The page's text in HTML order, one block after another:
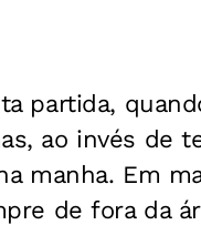
partida,
ao invés de
manha. Em
de fora da